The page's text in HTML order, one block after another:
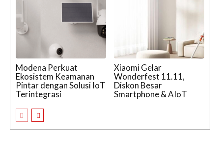
Modena Perkuat
Ekosistem Keamanan
Pintar dengan Solusi IoT
Terintegrasi
Xiaomi Gelar
Wonderfest 11.11,
Diskon Besar
Smartphone & AIoT